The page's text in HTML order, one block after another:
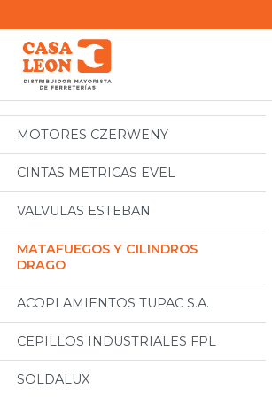
Categorias
Todos
MOTORES CZERWENY
CINTAS METRICAS EVEL
VALVULAS ESTEBAN
MATAFUEGOS Y CILINDROS
DRAGO
ACOPLAMIENTOS TUPAC S.A.
CEPILLOS INDUSTRIALES FPL
SOLDALUX